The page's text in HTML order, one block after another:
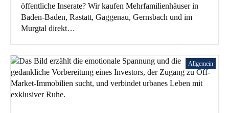
öffentliche Inserate? Wir kaufen Mehrfamilienhäuser in
Baden-Baden, Rastatt, Gaggenau, Gernsbach und im
Murgtal direkt…
Allgemein